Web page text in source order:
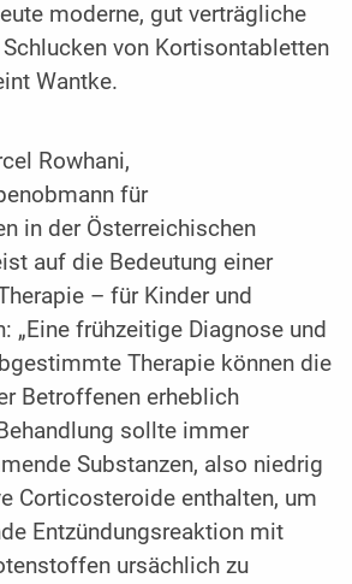
moderne, gut verträgliche
von Kortisontabletten
Wantke.
Rowhani,
für
in der Österreichischen
auf die Bedeutung einer
– für Kinder und
„Eine frühzeitige Diagnose und
Therapie können die
Betroffenen erheblich
sollte immer
Substanzen, also niedrig
Corticosteroide enthalten, um
Entzündungsreaktion mit
ursächlich zu